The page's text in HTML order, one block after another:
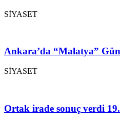
SİYASET
Ankara’da “Malatya”
SİYASET
Ortak irade sonuç verdi